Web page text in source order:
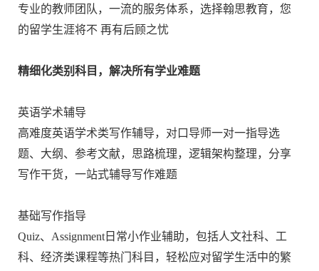
专业的教师团队，一流的服务体系，选择翰思教育，您
的留学生涯将不 再有后顾之忧
精细化类别科目，解决所有学业难题
英语学术辅导
高难度英语学术类写作辅导，对口导师一对一指导选
题、大纲、参考文献，思路梳理，逻辑架构整理，分享
写作干货，一站式辅导写作难题
基础写作指导
Quiz、Assignment日常小作业辅助，包括人文社科、工
科、经济类课程等热门科目，轻松应对留学生活中的繁